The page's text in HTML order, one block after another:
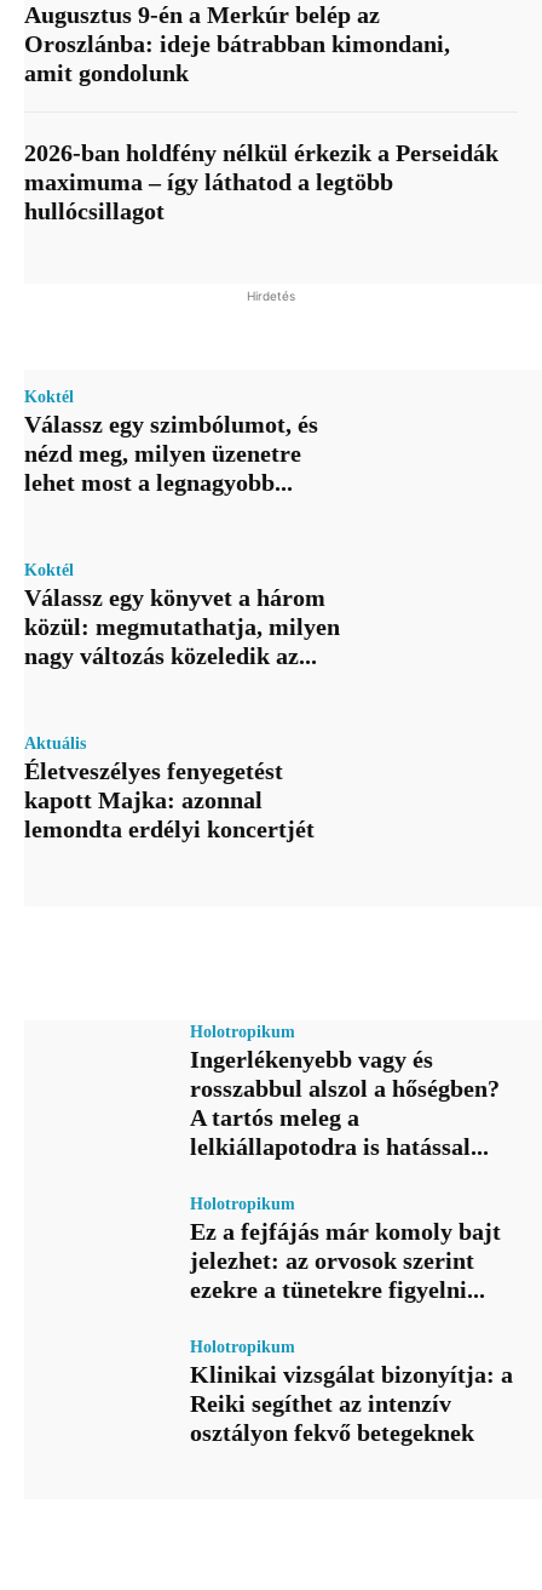
Augusztus 9-én a Merkúr belép az
Oroszlánba: ideje bátrabban kimondani,
amit gondolunk
2026-ban holdfény nélkül érkezik a Perseidák
maximuma – így láthatod a legtöbb
hullócsillagot
Hirdetés
Koktél
Válassz egy szimbólumot, és
nézd meg, milyen üzenetre
lehet most a legnagyobb...
Koktél
Válassz egy könyvet a három
közül: megmutathatja, milyen
nagy változás közeledik az...
Aktuális
Életveszélyes fenyegetést
kapott Majka: azonnal
lemondta erdélyi koncertjét
Holotropikum
Ingerlékenyebb vagy és
rosszabbul alszol a hőségben?
A tartós meleg a
lelkiállapotodra is hatással...
Holotropikum
Ez a fejfájás már komoly bajt
jelezhet: az orvosok szerint
ezekre a tünetekre figyelni...
Holotropikum
Klinikai vizsgálat bizonyítja: a
Reiki segíthet az intenzív
osztályon fekvő betegeknek